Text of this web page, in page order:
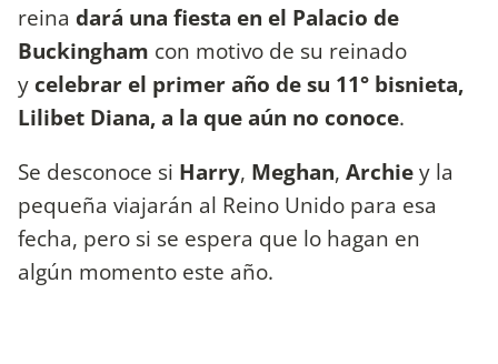
reina dará una fiesta en el Palacio de
Buckingham con motivo de su reinado
y celebrar el primer año de su 11° bisnieta,
Lilibet Diana, a la que aún no conoce.
Se desconoce si Harry, Meghan, Archiey la
pequeña viajarán al Reino Unido para esa
fecha, pero si se espera que lo hagan en
algún momento este año.